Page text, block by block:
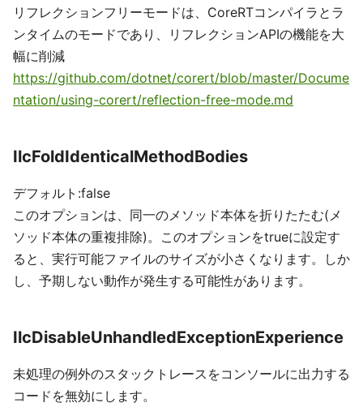
リフレクションフリーモードは、CoreRTコンパイラとラ
ンタイムのモードであり、リフレクションAPIの機能を大
幅に削減
https://github.com/dotnet/corert/blob/master/Docume
ntation/using-corert/reflection-free-mode.md
IlcFoldIdenticalMethodBodies
デフォルト:false
このオプションは、同一のメソッド本体を折りたたむ(メ
ソッド本体の重複排除)。このオプションをtrueに設定す
ると、実行可能ファイルのサイズが小さくなります。しか
し、予期しない動作が発生する可能性があります。
IlcDisableUnhandledExceptionExperience
未処理の例外のスタックトレースをコンソールに出力する
コードを無効にします。